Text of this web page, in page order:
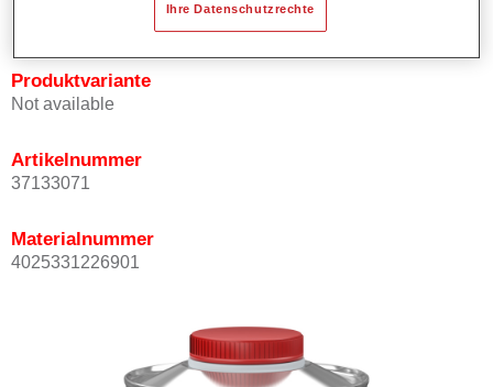
Teillackierungen bei niedrigen Temperaturen.
Produktvariante
Not available
Artikelnummer
37133071
Materialnummer
4025331226901
Ihre Datenschutzrechte